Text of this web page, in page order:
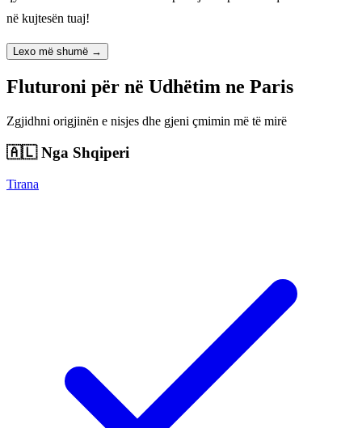
në kujtesën tuaj!
Lexo më shumë →
Fluturoni për në Udhëtim ne Paris
Zgjidhni origjinën e nisjes dhe gjeni çmimin më të mirë
🇦🇱Nga Shqiperi
Tirana